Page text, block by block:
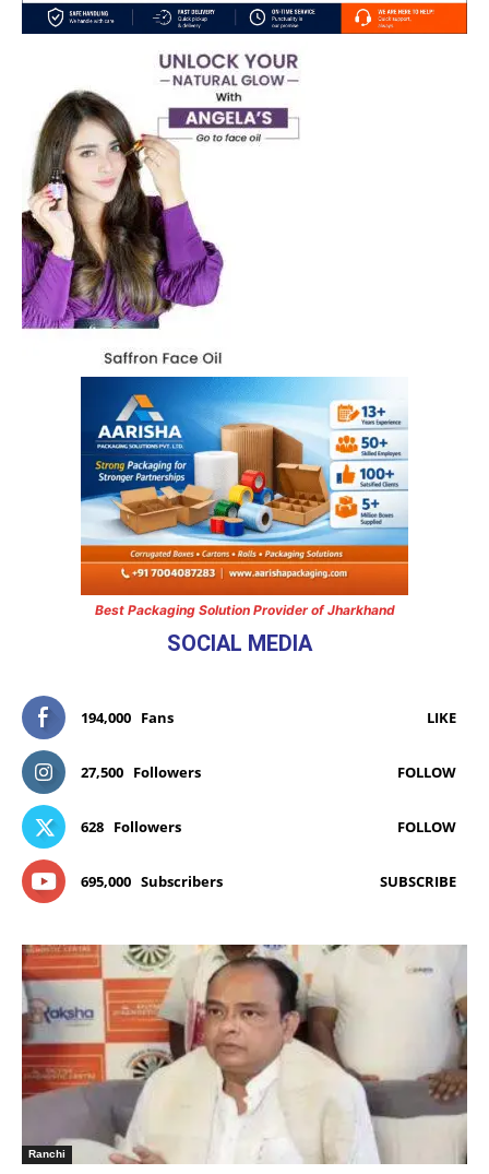
Best Packaging Solution Provider of Jharkhand
SOCIAL MEDIA
194,000 Fans LIKE
27,500 Followers FOLLOW
628 Followers FOLLOW
695,000 Subscribers SUBSCRIBE
Ranchi